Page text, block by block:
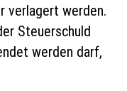
verlagert werden.
Steuerschuld
werden darf,